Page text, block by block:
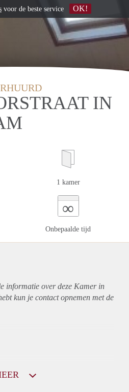
IN
1 kamer
∞
Onbepaalde tijd
informatie over deze Kamer in
kun je contact opnemen met de
voor de beste service OK!